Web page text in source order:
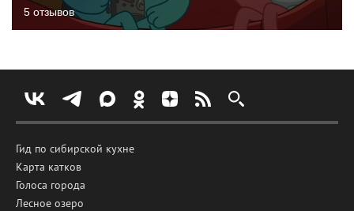
5 отзывов
Гид по сибирской кухне
Карта катков
Голоса города
Лесное озеро